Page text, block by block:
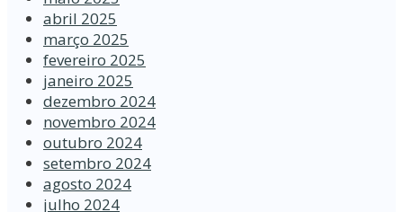
abril 2025
março 2025
fevereiro 2025
janeiro 2025
dezembro 2024
novembro 2024
outubro 2024
setembro 2024
agosto 2024
julho 2024